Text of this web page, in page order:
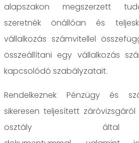
alapszakon megszerzett
szeretnék önállóan és
vállalkozás számvitellel
összeállítani egy vállalkozás
kapcsolódó szabályzatait.
Rendelkeznek Pénzügy és
sikeresen teljesített
osztály által